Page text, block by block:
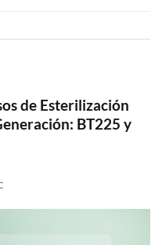
de Esterilización
BT225 y